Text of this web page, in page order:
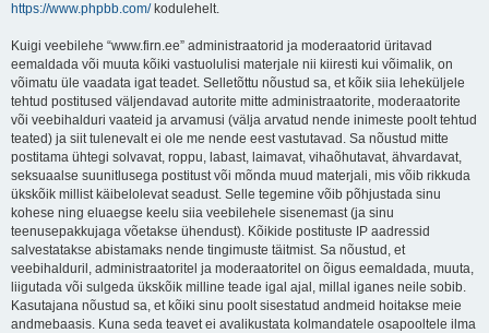
https://www.phpbb.com/kodulehelt.
Kuigi veebilehe “www.firn.ee” administraatorid ja moderaatorid üritavad
eemaldada või muuta kõiki vastuolulisi materjale nii kiiresti kui võimalik, on
võimatu üle vaadata igat teadet. Selletõttu nõustud sa, et kõik siia leheküljele
tehtud postitused väljendavad autorite mitte administraatorite, moderaatorite
või veebihalduri vaateid ja arvamusi (välja arvatud nende inimeste poolt tehtud
teated) ja siit tulenevalt ei ole me nende eest vastutavad. Sa nõustud mitte
postitama ühtegi solvavat, roppu, labast, laimavat, vihaõhutavat, ähvardavat,
seksuaalse suunitlusega postitust või mõnda muud materjali, mis võib rikkuda
ükskõik millist käibelolevat seadust. Selle tegemine võib põhjustada sinu
kohese ning eluaegse keelu siia veebilehele sisenemast (ja sinu
teenusepakkujaga võetakse ühendust). Kõikide postituste IP aadressid
salvestatakse abistamaks nende tingimuste täitmist. Sa nõustud, et
veebihalduril, administraatoritel ja moderaatoritel on õigus eemaldada, muuta,
liigutada või sulgeda ükskõik milline teade igal ajal, millal iganes neile sobib.
Kasutajana nõustud sa, et kõiki sinu poolt sisestatud andmeid hoitakse meie
andmebaasis. Kuna seda teavet ei avalikustata kolmandatele osapooltele ilma